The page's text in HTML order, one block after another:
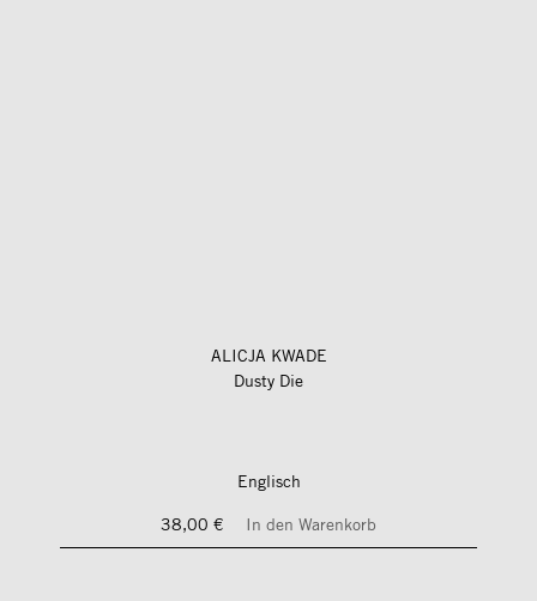
ALICJA KWADE
Dusty Die
Englisch
38,00 €
In den Warenkorb